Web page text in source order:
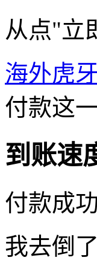
从点"立
海外虎
付款这
到账速
付款成
我去倒